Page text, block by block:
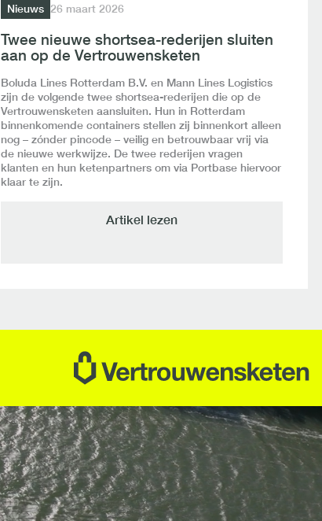
Nieuws 26 maart 2026
Twee nieuwe shortsea-rederijen sluiten
aan op de Vertrouwensketen
Boluda Lines Rotterdam B.V. en Mann Lines Logistics
zijn de volgende twee shortsea-rederijen die op de
Vertrouwensketen aansluiten. Hun in Rotterdam
binnenkomende containers stellen zij binnenkort alleen
nog – zónder pincode – veilig en betrouwbaar vrij via
de nieuwe werkwijze. De twee rederijen vragen
klanten en hun ketenpartners om via Portbase hiervoor
klaar te zijn.
Artikel lezen